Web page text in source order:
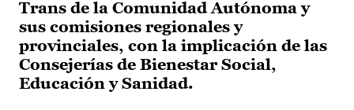
Trans de la Comunidad Autónoma y
sus comisiones regionales y
provinciales, con la implicación de las
Consejerías de Bienestar Social,
Educación y Sanidad.